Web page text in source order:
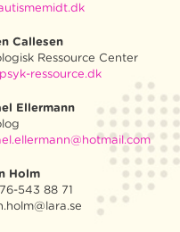
Callesen
Ressource Center
ressource.dk
Ellermann
Holm
543 88 71